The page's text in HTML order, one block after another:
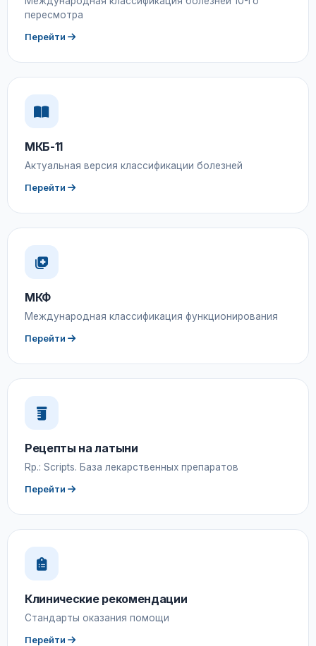
пересмотра
Перейти
МКБ-11
Актуальная версия классификации болезней
Перейти
МКФ
Международная классификация функционирования
Перейти
Рецепты на латыни
Rp.: Scripts. База лекарственных препаратов
Перейти
Клинические рекомендации
Стандарты оказания помощи
Перейти